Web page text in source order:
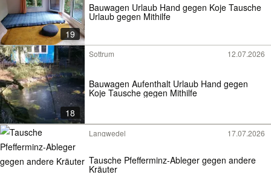
19
Bauwagen Urlaub Hand gegen Koje Tausche
Urlaub gegen Mithilfe
18
Sottrum 12.07.2026
Bauwagen Aufenthalt Urlaub Hand gegen
Koje Tausche gegen Mithilfe
Langwedel 17.07.2026
Tausche Pfefferminz-Ableger gegen andere
Kräuter